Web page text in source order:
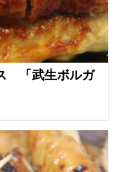
「武生ボルガ